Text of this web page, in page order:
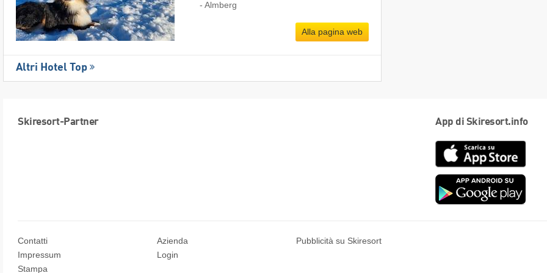
- Almberg
Alla pagina web
Altri Hotel Top
Skiresort-Partner App di Skiresort.info
Contatti
Impressum
Stampa
Azienda
Login
Pubblicità su Skiresort